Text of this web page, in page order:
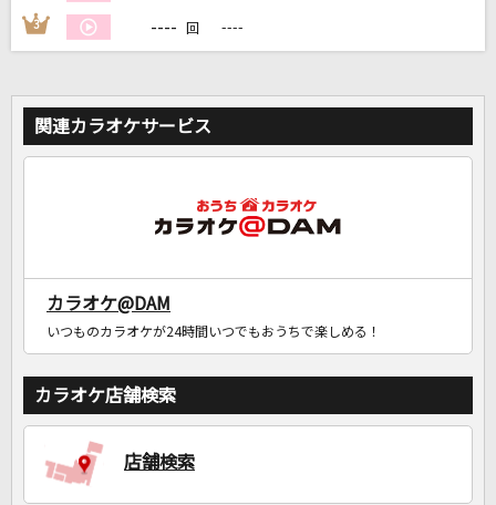
3 ---- 回 ----
関連カラオケサービス
カラオケ@DAM
いつものカラオケが24時間いつでもおうちで楽しめる！
カラオケ店舗検索
店舗検索